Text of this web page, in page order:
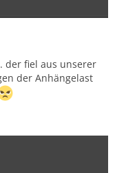
der fiel aus unserer
der Anhängelast